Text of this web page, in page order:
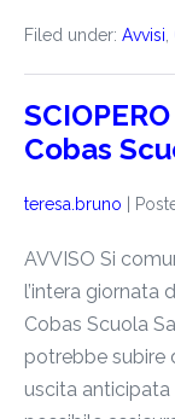
Filed under: Avvisi
Cobas
teresa.bruno
AVVISO Si
l’intera
Cobas Scuola
potrebbe subire
uscita